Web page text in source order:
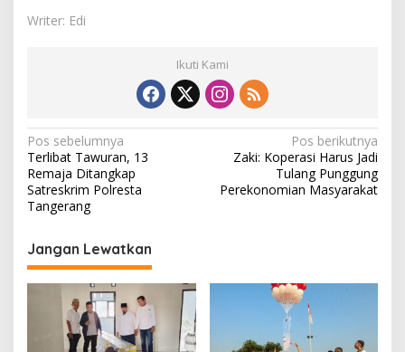
Writer: Edi
Ikuti Kami
N
a
v
i
g
a
Pos sebelumnya
Terlibat Tawuran, 13
Remaja Ditangkap
Satreskrim Polresta
Tangerang
Pos berikutnya
Zaki: Koperasi Harus Jadi
Tulang Punggung
Perekonomian Masyarakat
Jangan Lewatkan